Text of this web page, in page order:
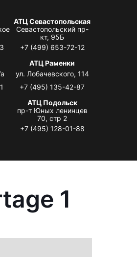
АТЦ Севастопольская
Севастопольский пр-
кт, 95Б
+7 (499) 653-72-12
АТЦ Раменки
ул. Лобачевского, 114
+7 (495) 135-42-87
АТЦ Подольск
пр-т Юных ленинцев
70, стр 2
+7 (495) 128-01-88
1